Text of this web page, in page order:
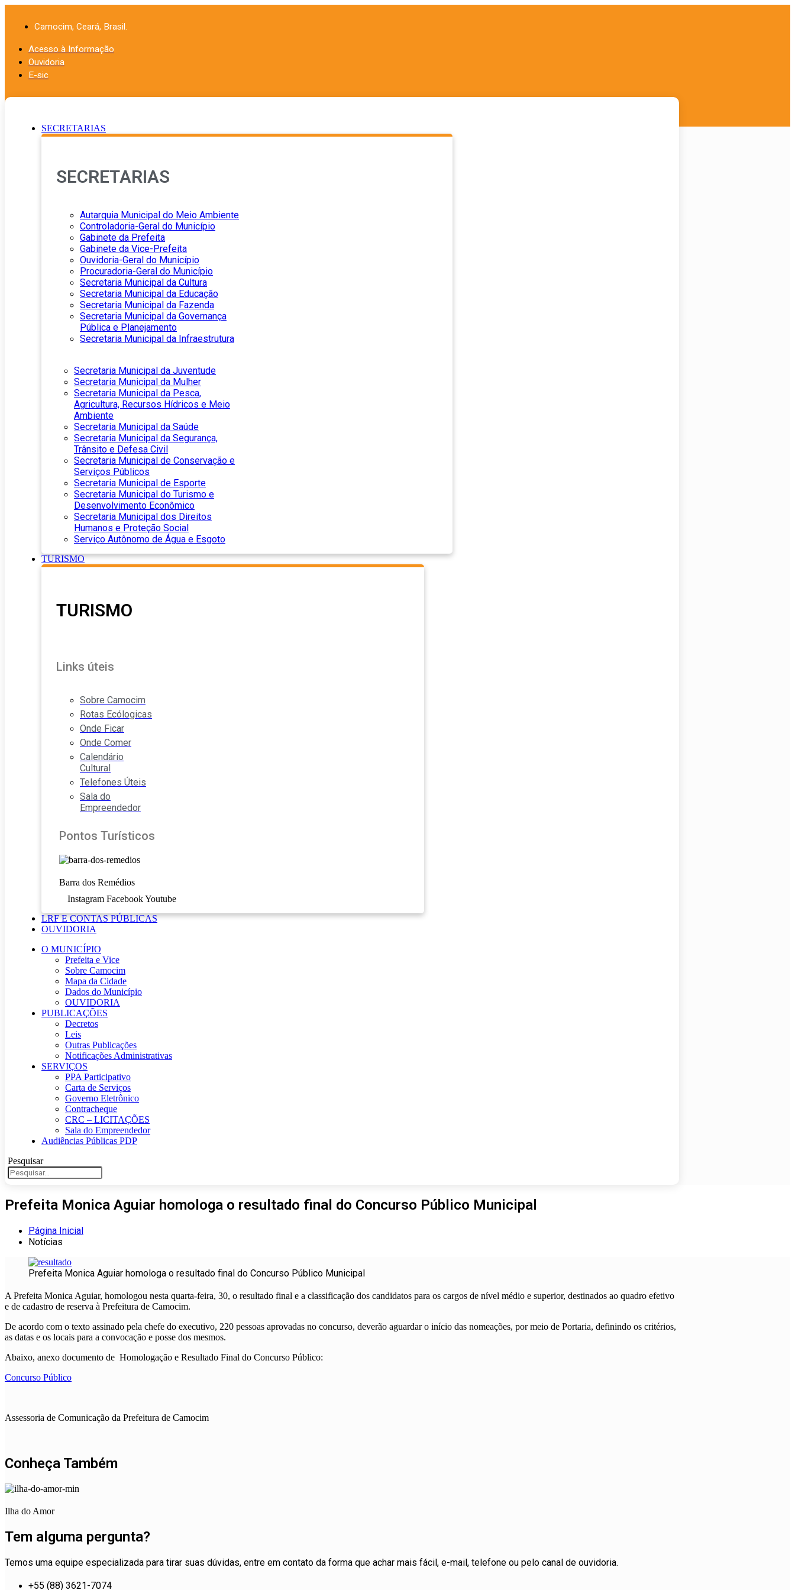
Camocim, Ceará, Brasil.
Acesso à Informação
Ouvidoria
E-sic
SECRETARIAS
SECRETARIAS
Autarquia Municipal do Meio Ambiente
Controladoria-Geral do Município
Gabinete da Prefeita
Gabinete da Vice-Prefeita
Ouvidoria-Geral do Município
Procuradoria-Geral do Município
Secretaria Municipal da Cultura
Secretaria Municipal da Educação
Secretaria Municipal da Fazenda
Secretaria Municipal da Governança
Pública e Planejamento
Secretaria Municipal da Infraestrutura
Secretaria Municipal da Juventude
Secretaria Municipal da Mulher
Secretaria Municipal da Pesca,
Agricultura, Recursos Hídricos e Meio
Ambiente
Secretaria Municipal da Saúde
Secretaria Municipal da Segurança,
Trânsito e Defesa Civil
Secretaria Municipal de Conservação e
Serviços Públicos
Secretaria Municipal de Esporte
Secretaria Municipal do Turismo e
Desenvolvimento Econômico
Secretaria Municipal dos Direitos
Humanos e Proteção Social
Serviço Autônomo de Água e Esgoto
TURISMO
TURISMO
Links úteis
Sobre Camocim
Rotas Ecólogicas
Onde Ficar
Onde Comer
Calendário
Cultural
Telefones Úteis
Sala do
Empreendedor
Pontos Turísticos
Barra dos Remédios
Instagram FacebookYoutube
LRF E CONTAS PÚBLICAS
OUVIDORIA
O MUNICÍPIO
Prefeita e Vice
Sobre Camocim
Mapa da Cidade
Dados do Município
OUVIDORIA
PUBLICAÇÕES
Decretos
Leis
Outras Publicações
Notificações Administrativas
SERVIÇOS
PPA Participativo
Carta de Serviços
Governo Eletrônico
Contracheque
CRC – LICITAÇÕES
Sala do Empreendedor
Audiências Públicas PDP
Pesquisar
Prefeita Monica Aguiar homologa o resultado final do Concurso Público Municipal
Página Inicial
Notícias
Prefeita Monica Aguiar homologa o resultado final do Concurso Público Municipal
A Prefeita Monica Aguiar, homologou nesta quarta-feira, 30, o resultado final e a classificação dos candidatos para os cargos de nível médio e superior, destinados ao quadro efetivo
e de cadastro de reserva à Prefeitura de Camocim.
De acordo com o texto assinado pela chefe do executivo, 220 pessoas aprovadas no concurso, deverão aguardar o início das nomeações, por meio de Portaria, definindo os critérios,
as datas e os locais para a convocação e posse dos mesmos.
Abaixo, anexo documento de Homologação e Resultado Final do Concurso Público:
Concurso Público
Assessoria de Comunicação da Prefeitura de Camocim
Conheça Também
Ilha do Amor
Tem alguma pergunta?
Temos uma equipe especializada para tirar suas dúvidas, entre em contato da forma que achar mais fácil, e-mail, telefone ou pelo canal de ouvidoria.
+55 (88) 3621-7074